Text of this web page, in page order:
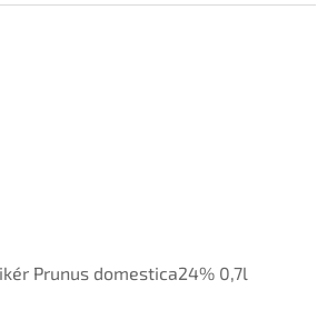
Prunus domestica24% 0,7l